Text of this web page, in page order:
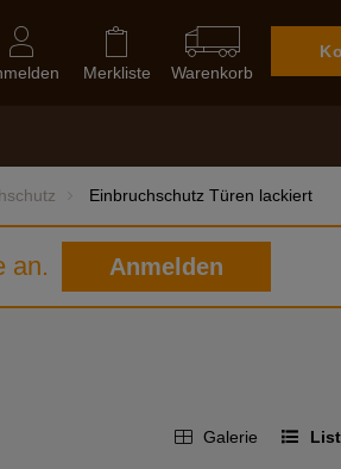
Warenkorb
Merkliste
Einbruchschutz Türen lackiert
an. Anmelden
Galerie